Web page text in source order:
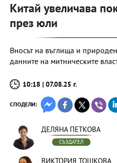
Китай увеличава
през юли
Вносът на въглища и
данните на митническите
10:18 | 07.08.25 г.
СПОДЕЛИ:
ДЕЛЯНА ПЕТКОВА
СЪЗДАТЕЛ
ВИКТОРИЯ ТОШКОВА